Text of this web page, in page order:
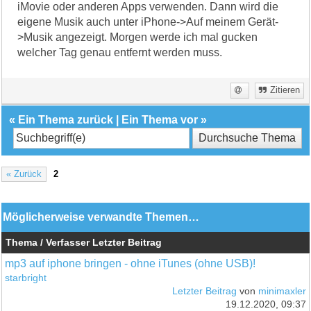
iMovie oder anderen Apps verwenden. Dann wird die
eigene Musik auch unter iPhone->Auf meinem Gerät-
>Musik angezeigt. Morgen werde ich mal gucken
welcher Tag genau entfernt werden muss.
Zitieren
« Ein Thema zurück Ein Thema vor »
« Zurück 2
Möglicherweise verwandte Themen…
Thema / Verfasser Letzter Beitrag
mp3 auf iphone bringen - ohne iTunes (ohne USB)!
starbright
Letzter Beitrag von minimaxler
19.12.2020, 09:37